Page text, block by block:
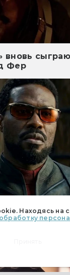
Находясь на
обработку
вновь
Фер
человека»